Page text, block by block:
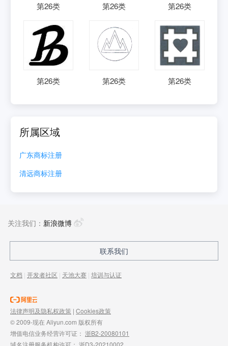
第26类 第26类 第26类
第26类 第26类 第26类
所属区域
广东商标注册
清远商标注册